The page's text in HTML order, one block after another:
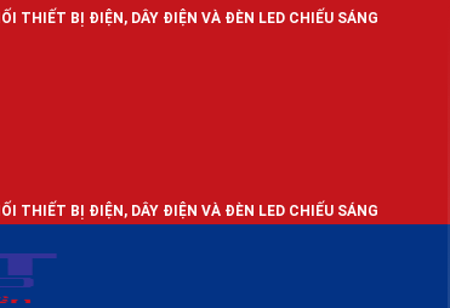
ĐIỆN VÀ ĐÈN LED CHIẾU SÁNG
ĐIỆN VÀ ĐÈN LED CHIẾU SÁNG